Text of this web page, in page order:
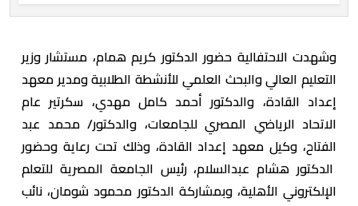
وشهدت الاحتفالية حضور الدكتور كريم همام، مستشار وزير
التعليم العالي والبحث العلمي للأنشطة الطلابية ومدير معهد
إعداد القادة، والدكتور أحمد كامل مهدي، سكرتير عام
الاتحاد الرياضي المصري للجامعات، والدكتور/ محمد عبد
الفتاح، وكيل معهد إعداد القادة، وذلك تحت رعاية وحضور
الدكتور هشام عبدالسلام، رئيس الجامعة المصرية للتعلم
الإلكتروني الأهلية، وبمشاركة الدكتور محمود شومان، نائب